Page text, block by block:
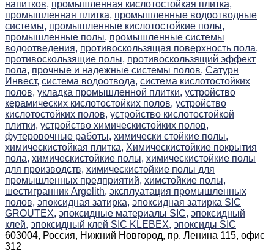
напитков, промышленная кислотостойкая плитка,
промышленная плитка, промышленные водоотводные
системы, промышленные кислотостойкие полы,
промышленные полы, промышленные системы
водоотведения, противоскользящая поверхность пола,
противоскользящие полы, противоскользящий эффект
пола, прочные и надежные системы полов, Сатурн
Инвест, система водоотвода, система кислотостойких
полов, укладка промышленной плитки, устройство
керамических кислотостойких полов, устройство
кислотостойких полов, устройство кислотостойкой
плитки, устройство химическистойких полов,
футеровочные работы, химически стойкие полы,
химическистойкая плитка, Химическистойкие покрытия
пола, химическистойкие полы, химическистойкие полы
для производств, химическистойкие полы для
промышленных предприятий, химстойкие полы,
шестигранник Argelith, эксплуатация промышленных
полов, эпоксидная затирка, эпоксидная затирка SIC
GROUTEX, эпоксидные материалы SIC, эпоксидный
клей, эпоксидный клей SIC KLEBEX, эпоксиды SIC
603004, Россия, Нижний Новгород, пр. Ленина 115, офис
312